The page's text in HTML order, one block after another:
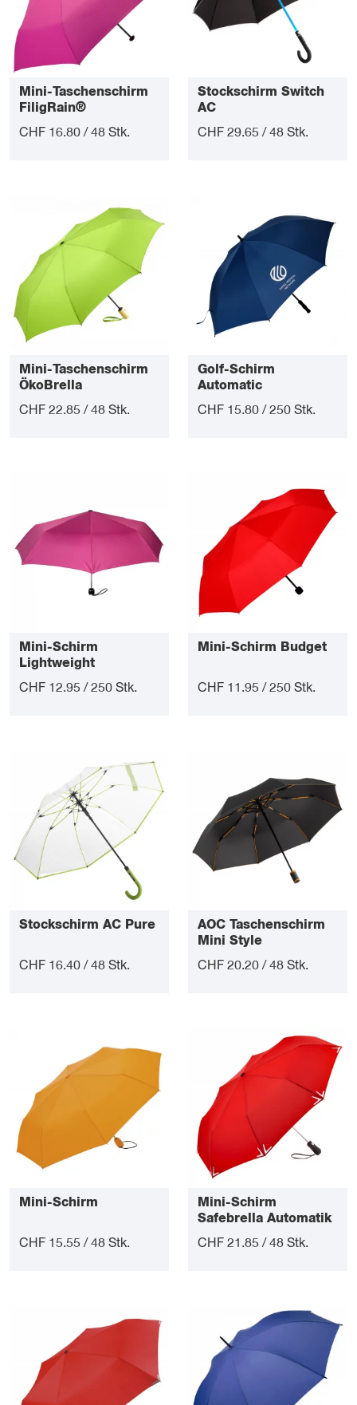
Mini-Taschenschirm
FiligRain®
CHF 16.80 / 48 Stk.
Stockschirm Switch
AC
CHF 29.65 / 48 Stk.
Mini-Taschenschirm
ÖkoBrella
CHF 22.85 / 48 Stk.
Golf-Schirm
Automatic
CHF 15.80 / 250 Stk.
Mini-Schirm
Lightweight
CHF 12.95 / 250 Stk.
Mini-Schirm Budget
CHF 11.95 / 250 Stk.
Stockschirm AC Pure
CHF 16.40 / 48 Stk.
AOC Taschenschirm
Mini Style
CHF 20.20 / 48 Stk.
Mini-Schirm
CHF 15.55 / 48 Stk.
Mini-Schirm
Safebrella Automatik
CHF 21.85 / 48 Stk.